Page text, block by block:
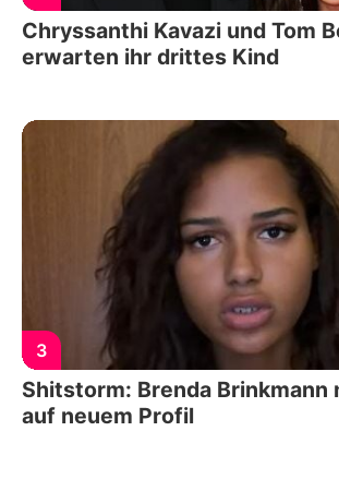
Chryssanthi Kavazi und Tom
erwarten ihr drittes Kind
3
Shitstorm: Brenda Brinkmann
auf neuem Profil